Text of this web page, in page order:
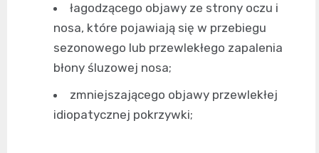
łagodzącego objawy ze strony oczu i
nosa, które pojawiają się w przebiegu
sezonowego lub przewlekłego zapalenia
błony śluzowej nosa;
zmniejszającego objawy przewlekłej
idiopatycznej pokrzywki;